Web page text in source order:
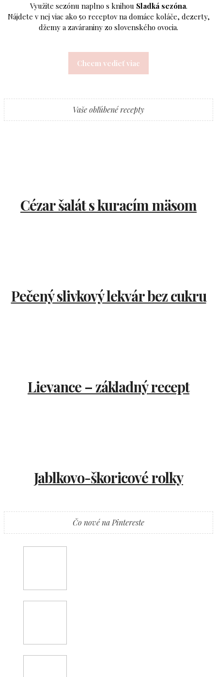
Využite sezónu naplno s knihou Sladká sezóna.
Nájdete v nej viac ako 50 receptov na domáce koláče, dezerty,
džemy a zaváraniny zo slovenského ovocia.
Chcem vedieť viac
Vaše obľúbené recepty
Cézar šalát s kuracím mäsom
Pečený slivkový lekvár bez cukru
Lievance – základný recept
Jablkovo-škoricové rolky
Čo nové na Pintereste